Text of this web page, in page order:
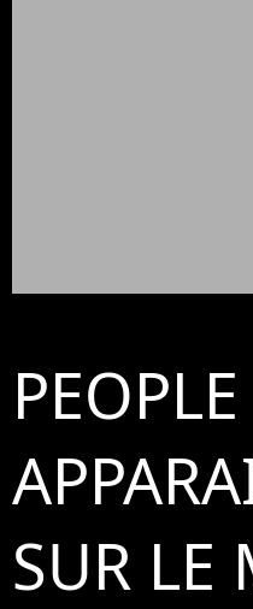
PEOPLE
SUR LE